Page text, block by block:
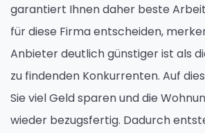
garantiert Ihnen daher beste
für diese Firma entscheiden,
Anbieter deutlich günstiger ist als
zu findenden Konkurrenten. Auf
Sie viel Geld sparen und die
wieder bezugsfertig. Dadurch